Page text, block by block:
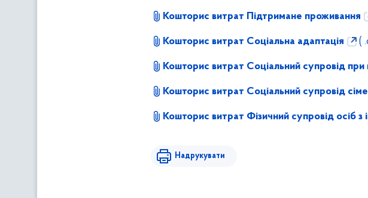
Кошторис витрат Підтримане проживання
Кошторис витрат Соціальна адаптація (
Кошторис витрат Соціальний супровід
Кошторис витрат Соціальний супровід
Кошторис витрат Фізичний супровід осіб з
Надрукувати